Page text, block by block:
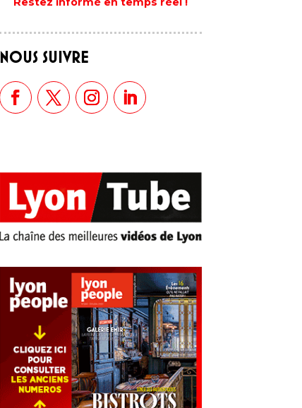
NOUS SUIVRE